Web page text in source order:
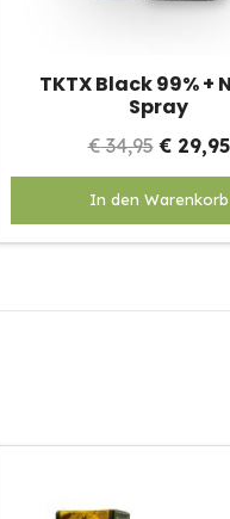
TKTX Black 99% +
Spray
€34,95
prijs
was:
€
€29,95
In den Warenkorb